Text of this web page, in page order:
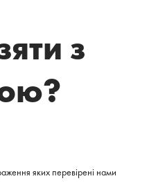
з
яких перевірені нами